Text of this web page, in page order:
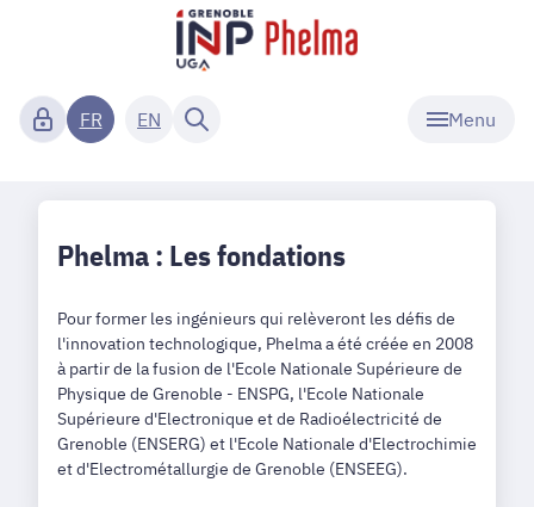
Menu
FR EN
Phelma : Les fondations
Pour former les ingénieurs qui relèveront les défis de
l'innovation technologique, Phelma a été créée en 2008
à partir de la fusion de l'Ecole Nationale Supérieure de
Physique de Grenoble - ENSPG, l'Ecole Nationale
Supérieure d'Electronique et de Radioélectricité de
Grenoble (ENSERG) et l'Ecole Nationale d'Electrochimie
et d'Electrométallurgie de Grenoble (ENSEEG).